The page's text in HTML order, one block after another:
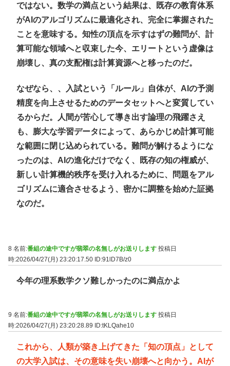
ではない。数学の満点という結果は、既存の教育体系
がAIのアルゴリズムに最適化され、完全に掌握された
ことを意味する。知性の頂点を示すはずの難問が、計
算可能な領域へと収束した今、エリートという虚像は
崩壊し、真の支配権は計算資源へと移ったのだ。
なぜなら、、入試という「ルール」自体が、AIの予測
精度を向上させるためのデータセットへと変質してい
るからだ。人間が苦心して導き出す論理の飛躍さえ
も、膨大な学習データによって、あらかじめ計算可能
な範囲に閉じ込められている。難問が解けるようにな
ったのは、AIの進化だけでなく、既存の知の権威が、
新しい計算機的秩序を受け入れるために、問題をアル
ゴリズムに適合させるよう、密かに調整を始めた証拠
なのだ。
8 名前:番組の途中ですが翡翠の名無しがお送りします 投稿日
時:2026/04/27(月) 23:20:17.50 ID:91lD7B/z0
今年の理系数学クソ難しかったのに満点かよ
9 名前:番組の途中ですが翡翠の名無しがお送りします 投稿日
時:2026/04/27(月) 23:20:28.89 ID:tKLQahe10
これから、人類が築き上げてきた「知の頂点」として
の大学入試は、その意味を失い崩壊へと向かう。AIが